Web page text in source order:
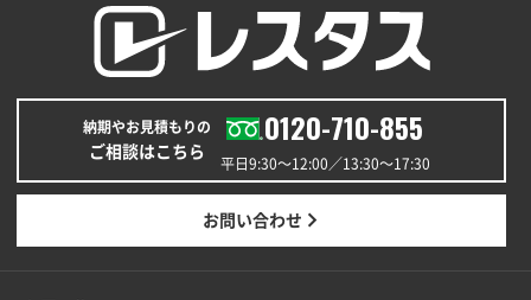
東京都N社様
コットンバッグM(B4対応)200枚
商品情報の正確な記載、スムーズなシステム対応
広島県(社様
納期やお見積もりの
ご相談はこちら
0120-710-855
平日9:30〜12:00／13:30〜17:30
お問い合わせ